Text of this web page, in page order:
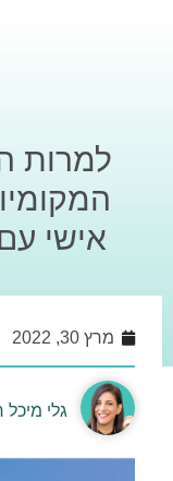
למרות
אישי
מרץ 30, 2022
גלי מיכל